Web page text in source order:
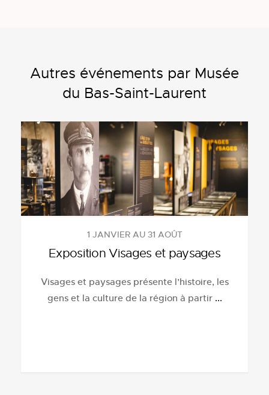
Autres événements par Musée
du Bas-Saint-Laurent
1 JANVIER AU 31 AOÛT
Exposition Visages et paysages
Visages et paysages présente l’histoire, les
gens et la culture de la région à partir ...